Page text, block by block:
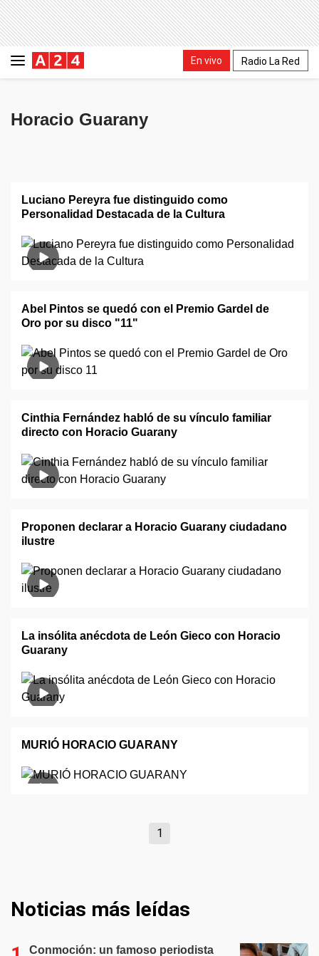
En vivo Radio La Red
Horacio Guarany
Luciano Pereyra fue distinguido como
Personalidad Destacada de la Cultura
Abel Pintos se quedó con el Premio Gardel de
Oro por su disco "11"
Cinthia Fernández habló de su vínculo familiar
directo con Horacio Guarany
Proponen declarar a Horacio Guarany ciudadano
ilustre
La insólita anécdota de León Gieco con Horacio
Guarany
MURIÓ HORACIO GUARANY
1
Noticias más leídas
Conmoción: un famoso periodista